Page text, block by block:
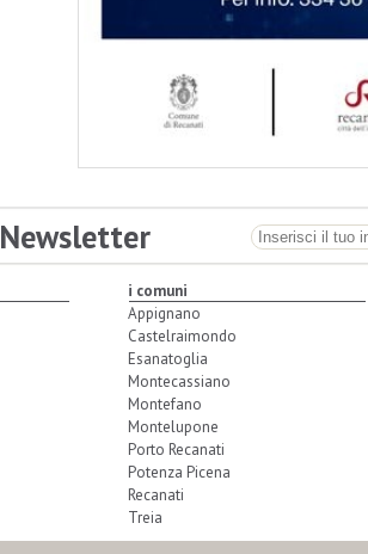
Newsletter
i comuni
Appignano
Castelraimondo
Esanatoglia
Montecassiano
Montefano
Montelupone
Porto Recanati
Potenza Picena
Recanati
Treia